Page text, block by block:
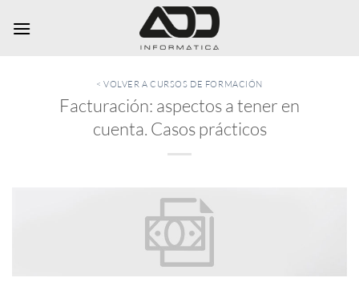
< VOLVER A CURSOS DE FORMACIÓN
Facturación: aspectos a tener en
cuenta. Casos prácticos